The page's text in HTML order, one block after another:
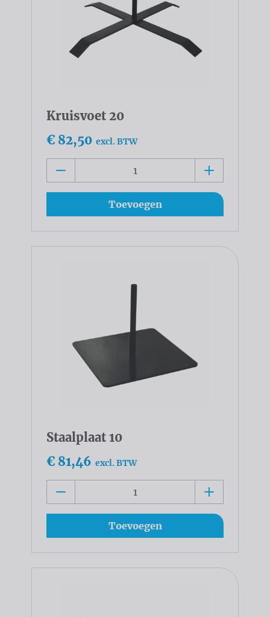
Kruisvoet 20
€ 82,50 excl. BTW
Toevoegen
Staalplaat 10
€ 81,46 excl. BTW
Toevoegen